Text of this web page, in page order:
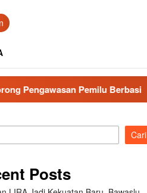
Pemilu Berbasis Masyarakat
Cari
Posts